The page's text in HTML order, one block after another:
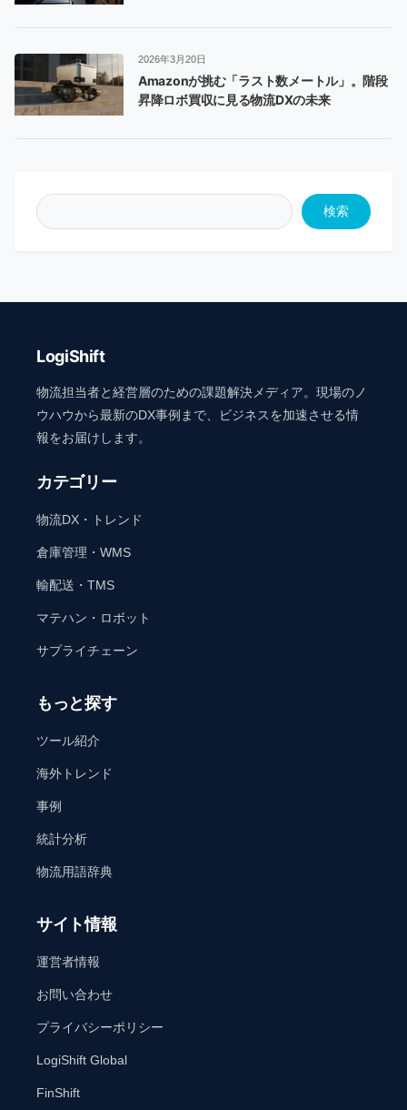
2026年3月20日
Amazonが挑む「ラスト数メートル」。階段
昇降ロボ買収に見る物流DXの未来
検索
LogiShift
物流担当者と経営層のための課題解決メディア。現場のノ
ウハウから最新のDX事例まで、ビジネスを加速させる情
報をお届けします。
カテゴリー
物流DX・トレンド
倉庫管理・WMS
輸配送・TMS
マテハン・ロボット
サプライチェーン
もっと探す
ツール紹介
海外トレンド
事例
統計分析
物流用語辞典
サイト情報
運営者情報
お問い合わせ
プライバシーポリシー
LogiShift Global
FinShift